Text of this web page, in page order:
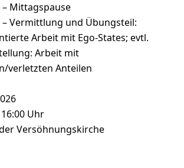
– Mittagspause
– Vermittlung und Übungsteil:
Arbeit mit Ego-States; evtl.
Arbeit mit
verletzten Anteilen
16:00 Uhr
Versöhnungskirche